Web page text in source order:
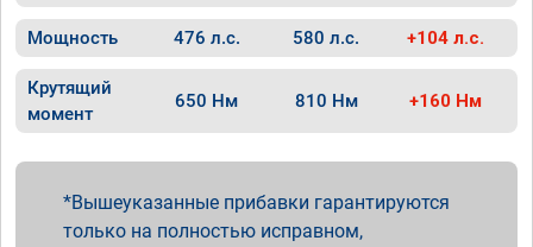
Мощность 476 л.с. 580 л.с. +104 л.с.
Крутящий
момент
650 Нм 810 Нм +160 Нм
Вышеуказанные прибавки гарантируются
только на полностью исправном,